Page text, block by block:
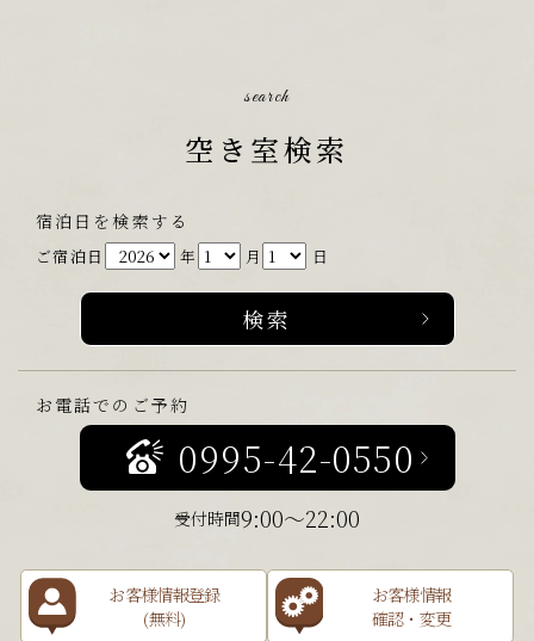
search
空き室検索
宿泊日を検索する
ご宿泊日 年 月 日
お電話でのご予約
0995-42-0550
受付時間9:00～22:00
お客様情報登録
(無料)
お客様情報
確認・変更